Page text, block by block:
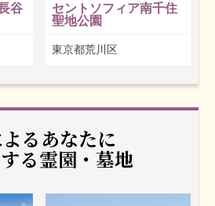
谷
セントソフィア南千住
聖地公園
東京都荒川区
るあなたに
る霊園・墓地